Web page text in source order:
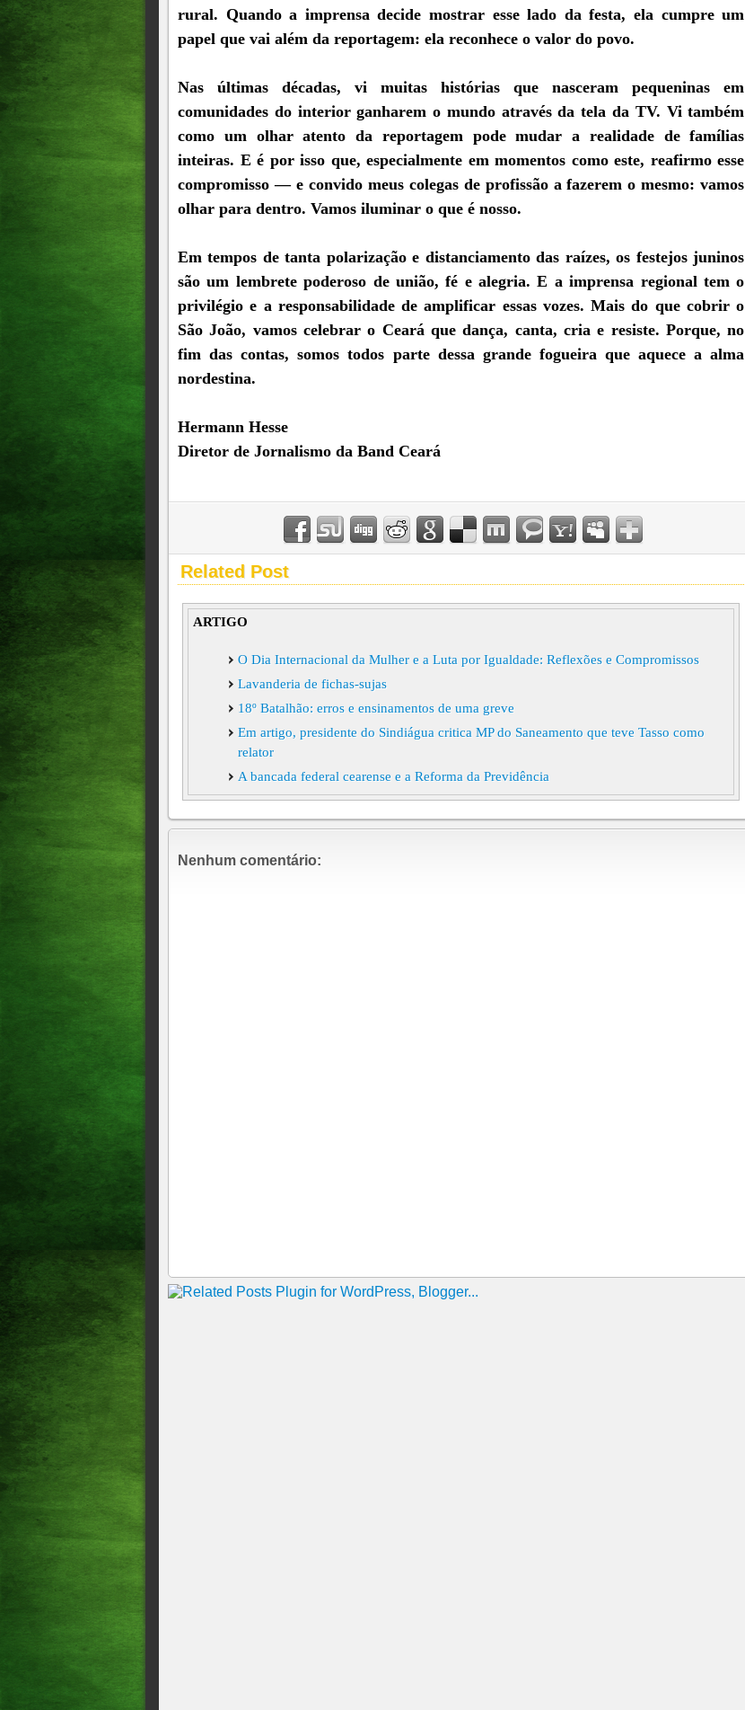
rural. Quando a imprensa decide mostrar esse lado da festa, ela cumpre um
papel que vai além da reportagem: ela reconhece o valor do povo.
Nas últimas décadas, vi muitas histórias que nasceram pequeninas em
comunidades do interior ganharem o mundo através da tela da TV. Vi também
como um olhar atento da reportagem pode mudar a realidade de famílias
inteiras. E é por isso que, especialmente em momentos como este, reafirmo esse
compromisso — e convido meus colegas de profissão a fazerem o mesmo: vamos
olhar para dentro. Vamos iluminar o que é nosso.
Em tempos de tanta polarização e distanciamento das raízes, os festejos juninos
são um lembrete poderoso de união, fé e alegria. E a imprensa regional tem o
privilégio e a responsabilidade de amplificar essas vozes. Mais do que cobrir o
São João, vamos celebrar o Ceará que dança, canta, cria e resiste. Porque, no
fim das contas, somos todos parte dessa grande fogueira que aquece a alma
nordestina.
Hermann Hesse
Diretor de Jornalismo da Band Ceará
Related Post
ARTIGO
O Dia Internacional da Mulher e a Luta por Igualdade: Reflexões e Compromissos
Lavanderia de fichas-sujas
18º Batalhão: erros e ensinamentos de uma greve
Em artigo, presidente do Sindiágua critica MP do Saneamento que teve Tasso como
relator
A bancada federal cearense e a Reforma da Previdência
Reforma da Previdência – Na marra, não!
Por que Bolsonaro demite seu ministro?
Nenhum comentário: